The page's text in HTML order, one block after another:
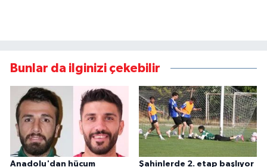
Bunlar da ilginizi çekebilir
Anadolu'dan hücum
Şahinlerde 2. etap başlıyor